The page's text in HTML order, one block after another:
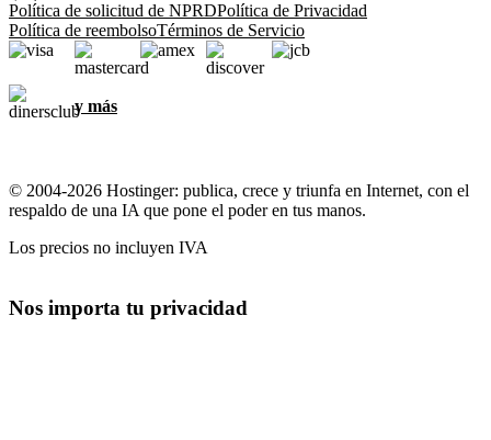
Política de solicitud de NPRDPolítica de Privacidad
Política de reembolsoTérminos de Servicio
y más
© 2004-2026 Hostinger: publica, crece y triunfa en Internet, con el
respaldo de una IA que pone el poder en tus manos.
Los precios no incluyen IVA
Nos importa tu privacidad